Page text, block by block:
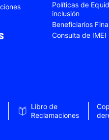
Samsung Galaxy Z Flip 5
VIVO V30 SE
Xiaomi Redmi Note 10
Políticas de
inclusión
Beneficiarios
Consulta de IMEI
Libro de
Reclamaciones